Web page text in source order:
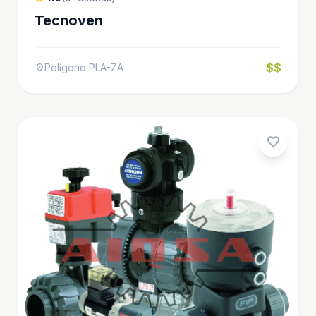
Tecnoven
location_onPolígono PLA-ZA $$
favorite